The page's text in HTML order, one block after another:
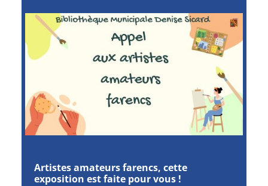
Artistes amateurs farencs, cette
exposition est faite pour vous !